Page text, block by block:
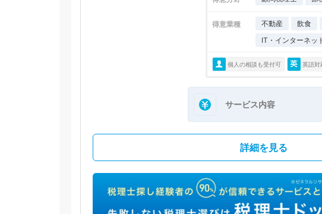
得意業種 不動産
飲食
IT・インターネッ
個人の相談も受付可 英語対
サービス内容
詳細を見る